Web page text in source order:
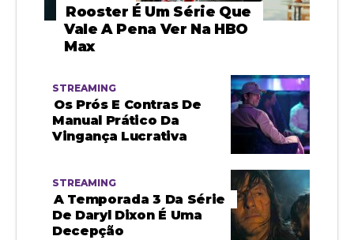
Rooster É Um Série Que
Vale A Pena Ver Na HBO
Max
STREAMING
Os Prós E Contras De
Manual Prático Da
Vingança Lucrativa
STREAMING
A Temporada 3 Da Série
De Daryl Dixon É Uma
Decepção